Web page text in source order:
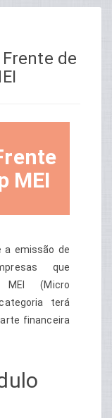
de
MEI
a emissão de
que
MEI (Micro
terá
financeira